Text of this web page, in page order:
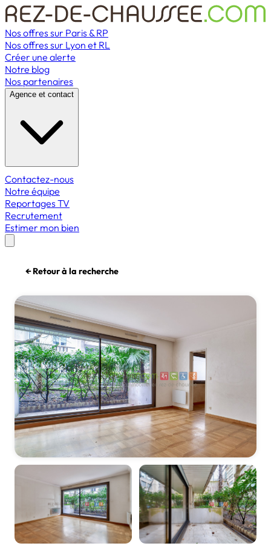
Nos offres sur Paris & RP
Nos offres sur Lyon et RL
Créer une alerte
Notre blog
Nos partenaires
Agence et contact
Contactez-nous
Notre équipe
Reportages TV
Recrutement
Estimer mon bien
← Retour à la recherche